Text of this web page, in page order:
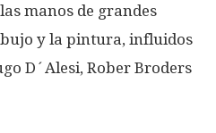
manos de grandes
y la pintura, influidos
D´Alesi, Rober Broders